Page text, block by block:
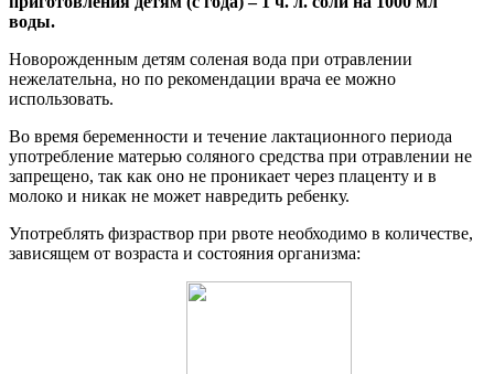
воды.
Новорожденным детям соленая вода при отравлении
нежелательна, но по рекомендации врача ее можно
использовать.
Во время беременности и течение лактационного периода
употребление матерью соляного средства при отравлении не
запрещено, так как оно не проникает через плаценту и в
молоко и никак не может навредить ребенку.
Употреблять физраствор при рвоте необходимо в количестве,
зависящем от возраста и состояния организма: